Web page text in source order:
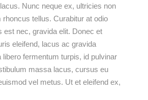
Nunc neque ex, ultricies non
rhoncus tellus. Curabitur at odio
est nec, gravida elit. Donec et
eleifend, lacus ac gravida
libero fermentum turpis, id pulvinar
massa lacus, cursus eu
vel metus. Ut et eleifend ex,